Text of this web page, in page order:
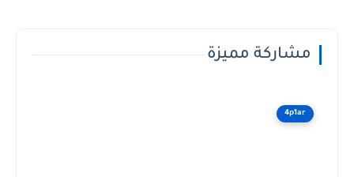
مشاركة مميزة
4p1ar